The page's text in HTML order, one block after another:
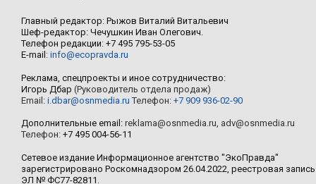
Главный редактор: Рыжов Виталий Витальевич
Шеф-редактор: Чечушкин Иван Олегович.
Телефон редакции: +7 495 795-53-05
E-mail: info@ecopravda.ru
Реклама, спецпроекты и иное сотрудничество:
Игорь Дбар (Руководитель отдела продаж)
Email: i.dbar@osnmedia.ru Телефон: +7 909 936-02-90
Дополнительные email: reklama@osnmedia.ru adv@osnmedia.ru
Телефон: +7 495 004-56-11
Сетевое издание Информационное агентство "ЭкоПравда"
зарегистрировано Роскомнадзором 26.04.2022, реестровая запись
ЭЛ № ФС77-82811.